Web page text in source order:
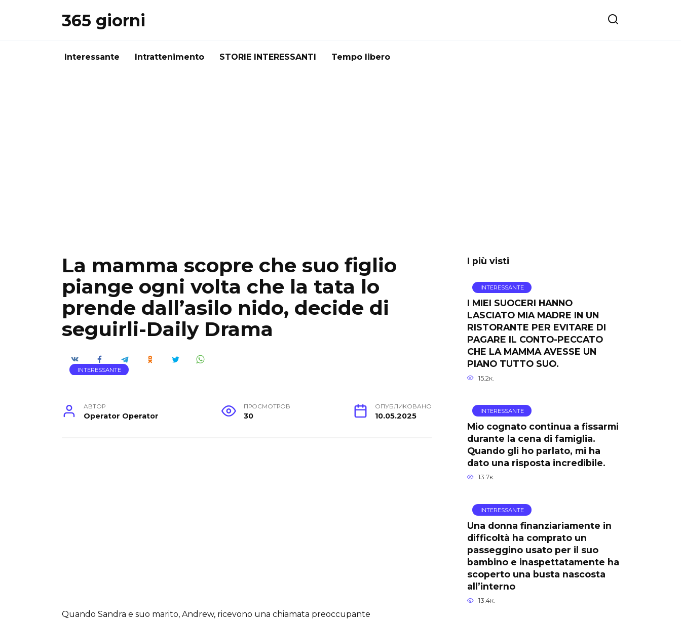
365 giorni
Interessante Intrattenimento STORIE INTERESSANTI Tempo libero
La mamma scopre che suo figlio
piange ogni volta che la tata lo
prende dall’asilo nido, decide di
seguirli-Daily Drama
INTERESSANTE
АВТОР
Operator Operator
ПРОСМОТРОВ
30
ОПУБЛИКОВАНО
10.05.2025
Quando Sandra e suo marito, Andrew, ricevono una chiamata preoccupante
I più visti
INTERESSANTE
I MIEI SUOCERI HANNO
LASCIATO MIA MADRE IN UN
RISTORANTE PER EVITARE DI
PAGARE IL CONTO-PECCATO
CHE LA MAMMA AVESSE UN
PIANO TUTTO SUO.
15.2к.
INTERESSANTE
Mio cognato continua a fissarmi
durante la cena di famiglia.
Quando gli ho parlato, mi ha
dato una risposta incredibile.
13.7к.
INTERESSANTE
Una donna finanziariamente in
difficoltà ha comprato un
passeggino usato per il suo
bambino e inaspettatamente ha
scoperto una busta nascosta
all’interno
13.4к.